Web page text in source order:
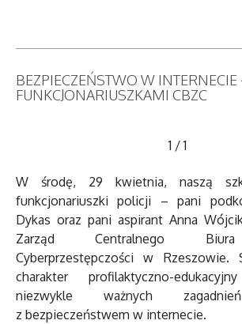
BEZPIECZEŃSTWO W INTERNECIE
FUNKCJONARIUSZKAMI CBZC
1 /1
W środę, 29 kwietnia, naszą
funkcjonariuszki policji – pani
Dykas oraz pani aspirant Anna
Zarząd Centralnego Biura
Cyberprzestępczości w Rzeszowie.
charakter profilaktyczno-
niezwykle ważnych
z bezpieczeństwem w internecie.